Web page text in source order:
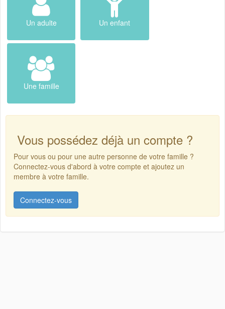
Un adulte Un enfant
Une famille
Vous possédez déjà un compte ?
Pour vous ou pour une autre personne de votre famille ?
Connectez-vous d'abord à votre compte et ajoutez un
membre à votre famille.
Connectez-vous